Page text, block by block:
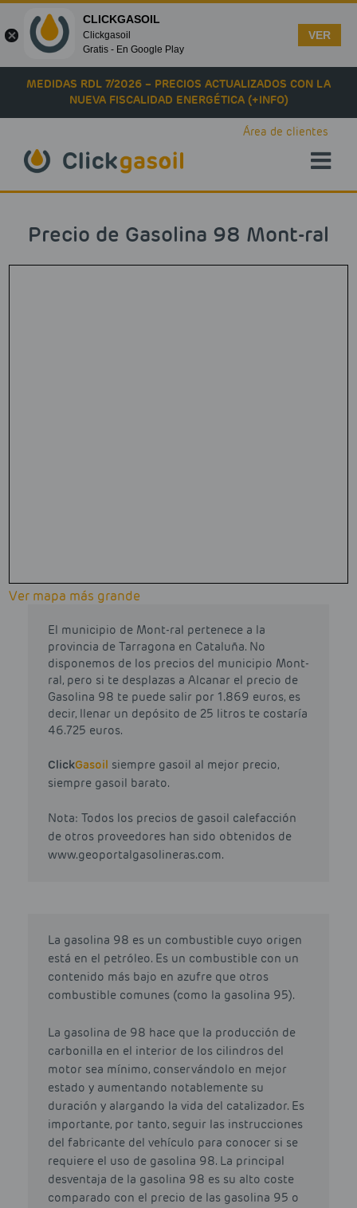
Skip to main content
MEDIDAS RDL 7/2026 – PRECIOS ACTUALIZADOS CON LA
NUEVA FISCALIDAD ENERGÉTICA (+INFO)
Área de clientes
Precio de Gasolina 98 Mont-ral
Ver mapa más grande
El municipio de Mont-ral pertenece a la
provincia de Tarragona en Cataluña. No
disponemos de los precios del municipio Mont-
ral, pero si te desplazas a Alcanar el precio de
Gasolina 98 te puede salir por 1.869 euros, es
decir, llenar un depósito de 25 litros te costaría
46.725 euros.
ClickGasoil siempre gasoil al mejor precio,
siempre gasoil barato.
Nota: Todos los precios de gasoil calefacción
de otros proveedores han sido obtenidos de
www.geoportalgasolineras.com.
La gasolina 98 es un combustible cuyo origen
está en el petróleo. Es un combustible con un
contenido más bajo en azufre que otros
combustible comunes (como la gasolina 95).
La gasolina de 98 hace que la producción de
carbonilla en el interior de los cilindros del
motor sea mínimo, conservándolo en mejor
estado y aumentando notablemente su
duración y alargando la vida del catalizador. Es
importante, por tanto, seguir las instrucciones
del fabricante del vehículo para conocer si se
requiere el uso de gasolina 98. La principal
desventaja de la gasolina 98 es su alto coste
comparado con el precio de las gasolina 95 o
CLICKGASOIL
Clickgasoil
Gratis - En Google Play
VER